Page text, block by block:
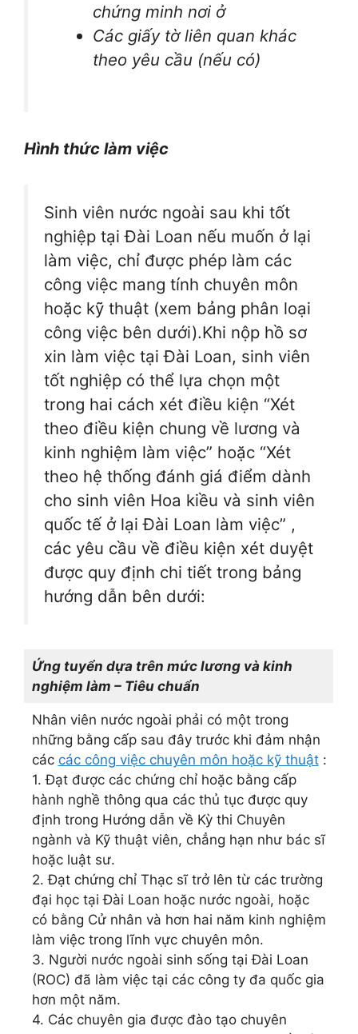
chứng minh nơi ở
Các giấy tờ liên quan khác
theo yêu cầu (nếu có)
Hình thức làm việc
Sinh viên nước ngoài sau khi tốt
nghiệp tại Đài Loan nếu muốn ở lại
làm việc, chỉ được phép làm các
công việc mang tính chuyên môn
hoặc kỹ thuật (xem bảng phân loại
công việc bên dưới).Khi nộp hồ sơ
xin làm việc tại Đài Loan, sinh viên
tốt nghiệp có thể lựa chọn một
trong hai cách xét điều kiện “Xét
theo điều kiện chung về lương và
kinh nghiệm làm việc” hoặc “Xét
theo hệ thống đánh giá điểm dành
cho sinh viên Hoa kiều và sinh viên
quốc tế ở lại Đài Loan làm việc” ,
các yêu cầu về điều kiện xét duyệt
được quy định chi tiết trong bảng
hướng dẫn bên dưới:
Ứng tuyển dựa trên mức lương và kinh
nghiệm làm – Tiêu chuẩn
Nhân viên nước ngoài phải có một trong
những bằng cấp sau đây trước khi đảm nhận
các các công việc chuyên môn hoặc kỹ thuật:
1. Đạt được các chứng chỉ hoặc bằng cấp
hành nghề thông qua các thủ tục được quy
định trong Hướng dẫn về Kỳ thi Chuyên
ngành và Kỹ thuật viên, chẳng hạn như bác sĩ
hoặc luật sư.
2. Đạt chứng chỉ Thạc sĩ trở lên từ các trường
đại học tại Đài Loan hoặc nước ngoài, hoặc
có bằng Cử nhân và hơn hai năm kinh nghiệm
làm việc trong lĩnh vực chuyên môn.
3. Người nước ngoài sinh sống tại Đài Loan
(ROC) đã làm việc tại các công ty đa quốc gia
hơn một năm.
4. Các chuyên gia được đào tạo chuyên